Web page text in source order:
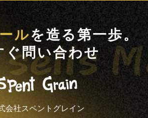
ルを造る第一歩。
ぐ問い合わせ
会社スペントグレイン